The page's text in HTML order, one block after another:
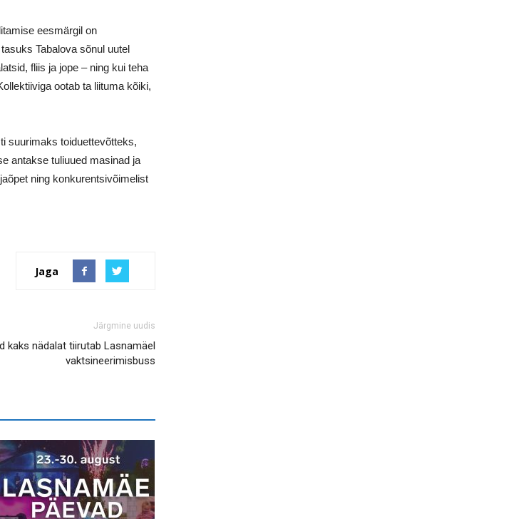
eesmärgil on
Tabalova sõnul uutel
fliis ja jope – ning kui teha
ootab ta liituma kõiki,
suurimaks toiduettevõtteks,
antakse tuliuued masinad ja
ning konkurentsivõimelist
Jaga
Järgmine uudis
kaks nädalat tiirutab Lasnamäel
vaktsineerimisbuss